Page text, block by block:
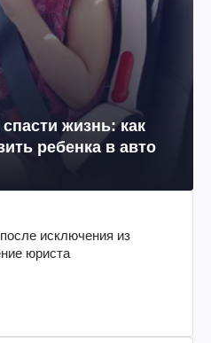
жизнь: как
ребенка в авто
исключения из
юриста